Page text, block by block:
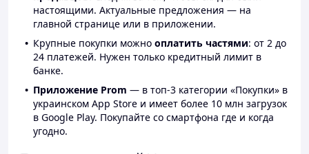
настоящими. Актуальные предложения — на
главной странице или в приложении.
Крупные покупки можно оплатить частями: от 2 до
24 платежей. Нужен только кредитный лимит в
банке.
Приложение Prom — в топ-3 категории «Покупки» в
украинском App Store и имеет более 10 млн загрузок
в Google Play. Покупайте со смартфона где и когда
угодно.